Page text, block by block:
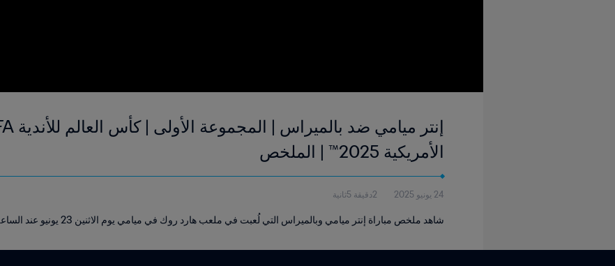
الأمريكية 2025™ | الملخص
24 يونيو 2025 2دقيقة 5ثانية
شاهد ملخص مباراة إنتر ميامي وبالميراس التي لُعبت في ملعب هارد روك في ميامي يوم الاثنين 23 يونيو عند الساعة 21:00 (بالتوقيت المحلي).